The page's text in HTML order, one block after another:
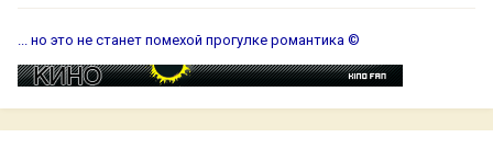
... но это не станет помехой прогулке романтика ©